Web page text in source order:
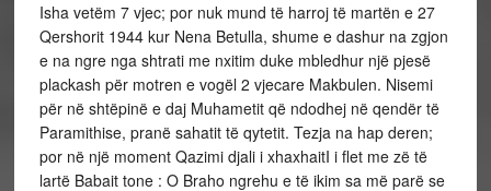
Isha vetëm 7 vjec; por nuk mund të harroj të martën e 27
Qershorit 1944 kur Nena Betulla, shume e dashur na zgjon
e na ngre nga shtrati me nxitim duke mbledhur një pjesë
plackash për motren e vogël 2 vjecare Makbulen. Nisemi
për në shtëpinë e daj Muhametit që ndodhej në qendër të
Paramithise, pranë sahatit të qytetit. Tezja na hap deren;
por në një moment Qazimi djali i xhaxhaitI i flet me zë të
lartë Babait tone : O Braho ngrehu e të ikim sa më parë se